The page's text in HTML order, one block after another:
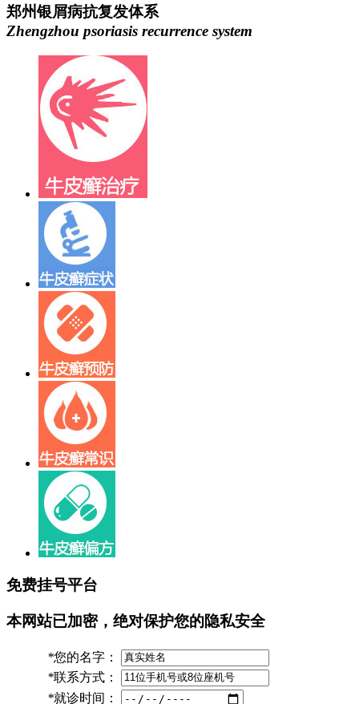
郑州银屑病抗复发体系
Zhengzhou psoriasis recurrence system
免费挂号平台
本网站已加密，绝对保护您的隐私安全
*您的名字：
*联系方式：
*就诊时间：